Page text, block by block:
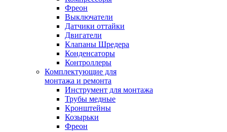
Фреон
Выключатели
Датчики оттайки
Двигатели
Клапаны Шредера
Конденсаторы
Контроллеры
Комплектующие для
монтажа и ремонта
Инструмент для монтажа
Трубы медные
Кронштейны
Козырьки
Фреон